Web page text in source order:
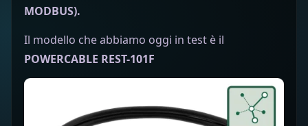
MODBUS).
Il modello che abbiamo oggi in test è il
POWERCABLE REST-101F